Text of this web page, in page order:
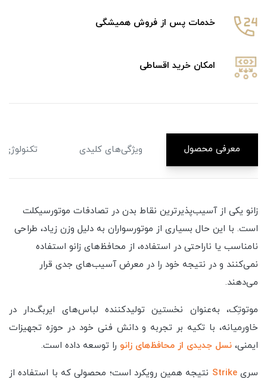
خدمات پس از فروش همیشگی
امکان خرید اقساطی
معرفی محصول ویژگی‌های کلیدی تکنولوژی CoreGuard
زانو یکی از آسیب‌پذیرترین نقاط بدن در تصادفات موتورسیکلت
است. با این حال بسیاری از موتورسواران به دلیل وزن زیاد، طراحی
نامناسب یا ناراحتی در استفاده، از محافظ‌های زانو استفاده
نمی‌کنند و در نتیجه خود را در معرض آسیب‌های جدی قرار
می‌دهند.
موتوتِک، به‌عنوان نخستین تولیدکننده لباس‌های ایربگ‌دار در
خاورمیانه، با تکیه بر تجربه و دانش فنی خود در حوزه تجهیزات
ایمنی، نسل جدیدی از محافظ‌های زانو را توسعه داده است.
سریStrike نتیجه همین رویکرد است؛ محصولی که با استفاده از